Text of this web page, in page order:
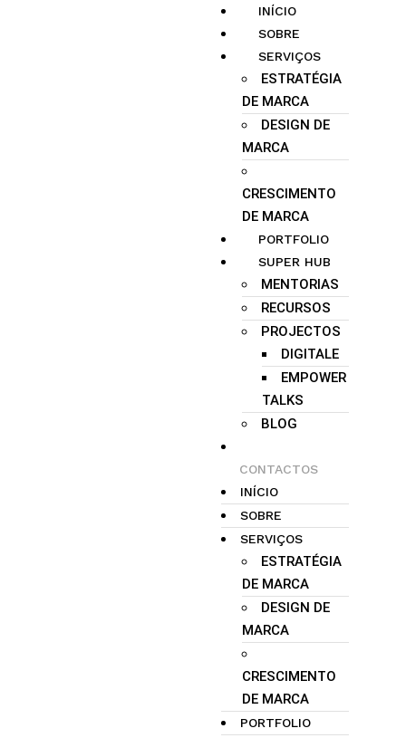
INÍCIO
SOBRE
SERVIÇOS
ESTRATÉGIA
DE MARCA
DESIGN DE
MARCA
CRESCIMENTO
DE MARCA
PORTFOLIO
SUPER HUB
MENTORIAS
RECURSOS
PROJECTOS
DIGITALE
EMPOWER
TALKS
BLOG
CONTACTOS
INÍCIO
SOBRE
SERVIÇOS
ESTRATÉGIA
DE MARCA
DESIGN DE
MARCA
CRESCIMENTO
DE MARCA
PORTFOLIO